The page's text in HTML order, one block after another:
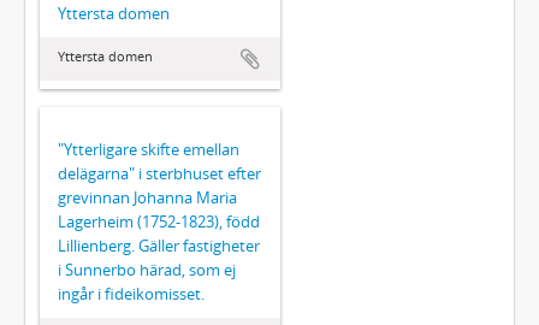
Yttersta domen
Yttersta domen
"Ytterligare skifte emellan
delägarna" i sterbhuset efter
grevinnan Johanna Maria
Lagerheim (1752-1823), född
Lillienberg. Gäller fastigheter
i Sunnerbo härad, som ej
ingår i fideikomisset.